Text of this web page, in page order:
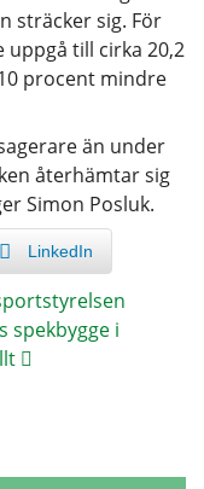
sträcker sig. För
uppgå till cirka 20,2
procent mindre
än under
återhämtar sig
Simon Posluk.
LinkedIn
spekbygge i